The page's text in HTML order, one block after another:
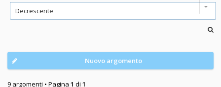
Nuovo argomento
9 argomenti • Pagina 1 di 1